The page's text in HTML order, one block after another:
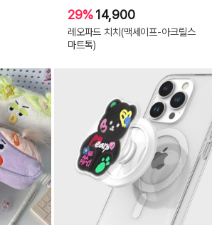
29%14,900
레오파드 치치(맥세이프-아크릴스
마트톡)